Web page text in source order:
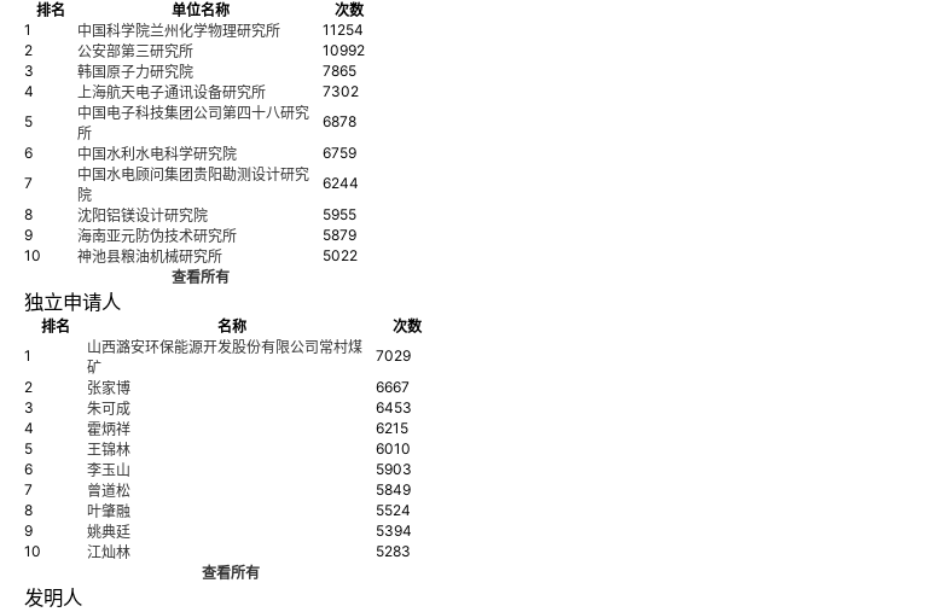
排名 单位名称
次数
1
中国科学院兰州化学物理研究所
11254
2
公安部第三研究所
10992
3
韩国原子力研究院
7865
4
上海航天电子通讯设备研究所
7302
5
中国电子科技集团公司第四十八研究
所
6878
6
中国水利水电科学研究院
6759
7
中国水电顾问集团贵阳勘测设计研究
院
6244
8
沈阳铝镁设计研究院
5955
9
海南亚元防伪技术研究所
5879
10
神池县粮油机械研究所
5022
查看所有
独立申请人
排名 名称
次数
1
山西潞安环保能源开发股份有限公司常村煤
矿
7029
2
张家博
6667
3
朱可成
6453
4
霍炳祥
6215
5
王锦林
6010
6
李玉山
5903
7
曾道松
5849
8
叶肇融
5524
9
姚典廷
5394
10
江灿林
5283
查看所有
发明人